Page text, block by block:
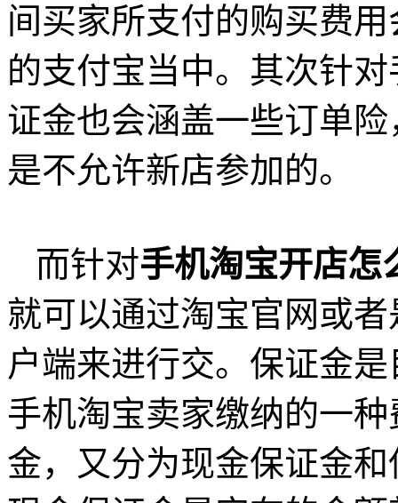
间买家所支付的购买费
的支付宝当中。其次针
证金也会涵盖一些订单
是不允许新店参加的。
而针对手机淘宝开店怎
就可以通过淘宝官网或
户端来进行交。保证金
手机淘宝卖家缴纳的一
金，又分为现金保证金